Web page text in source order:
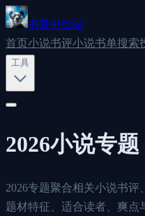
书荒补给站
首页小说书评小说书单搜索
工具
2026小说专题
2026专题聚合相关小说书
题材特征、适合读者、爽点